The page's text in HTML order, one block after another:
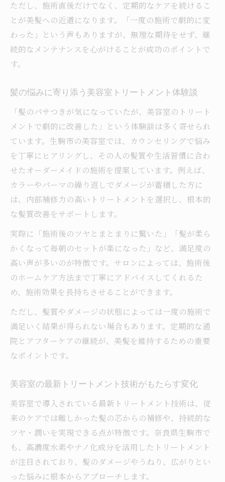
ただし、施術直後だけでなく、定期的なケアを続けるこ
とが美髪への近道になります。「一度の施術で劇的に変
わった」という声もありますが、無理な期待をせず、継
続的なメンテナンスを心がけることが成功のポイントで
す。
髪の悩みに寄り添う美容室トリートメント体験談
「髪のパサつきが気になっていたが、美容室のトリート
メントで劇的に改善した」という体験談は多く寄せられ
ています。生駒市の美容室では、カウンセリングで悩み
を丁寧にヒアリングし、その人の髪質や生活習慣に合わ
せたオーダーメイドの施術を提案しています。例えば、
カラーやパーマの繰り返しでダメージが蓄積した方に
は、内部補修力の高いトリートメントを選択し、根本的
な髪質改善をサポートします。
実際に「施術後のツヤとまとまりに驚いた」「髪が柔ら
かくなって毎朝のセットが楽になった」など、満足度の
高い声が多いのが特徴です。サロンによっては、施術後
のホームケア方法まで丁寧にアドバイスしてくれるた
め、施術効果を長持ちさせることができます。
ただし、髪質やダメージの状態によっては一度の施術で
満足いく結果が得られない場合もあります。定期的な通
院とアフターケアの継続が、美髪を維持するための重要
なポイントです。
美容室の最新トリートメント技術がもたらす変化
美容室で導入されている最新トリートメント技術は、従
来のケアでは難しかった髪の芯からの補修や、持続的な
ツヤ・潤いを実現できる点が特徴です。奈良県生駒市で
も、高濃度水素やナノ化成分を活用したトリートメント
が注目されており、髪のダメージやうねり、広がりとい
った悩みに根本からアプローチします。